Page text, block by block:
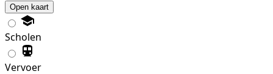
Open kaart
Scholen
Vervoer